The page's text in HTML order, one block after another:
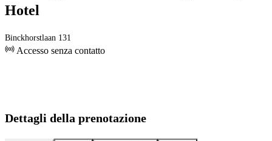
Hotel
Binckhorstlaan 131
Accesso senza contatto
Dettagli della prenotazione